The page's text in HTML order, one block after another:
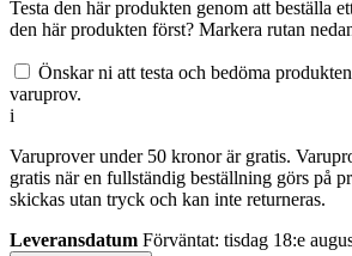
Testa den här produkten genom att beställa
den här produkten först? Markera rutan
Önskar ni att testa och bedöma
varuprov.
i
Varuprover under 50 kronor är gratis.
gratis när en fullständig beställning görs på
skickas utan tryck och kan inte returneras.
Leveransdatum Förväntat: tisdag 18:e